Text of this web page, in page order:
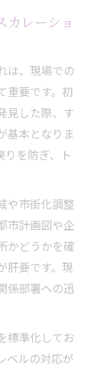
カレーショ
は、現場での
重要です。初
見した際、す
基本となりま
りを防ぎ、ト
や市街化調整
市計画図や企
かどうかを確
肝要です。現
係部署への迅
標準化してお
ベルの対応が